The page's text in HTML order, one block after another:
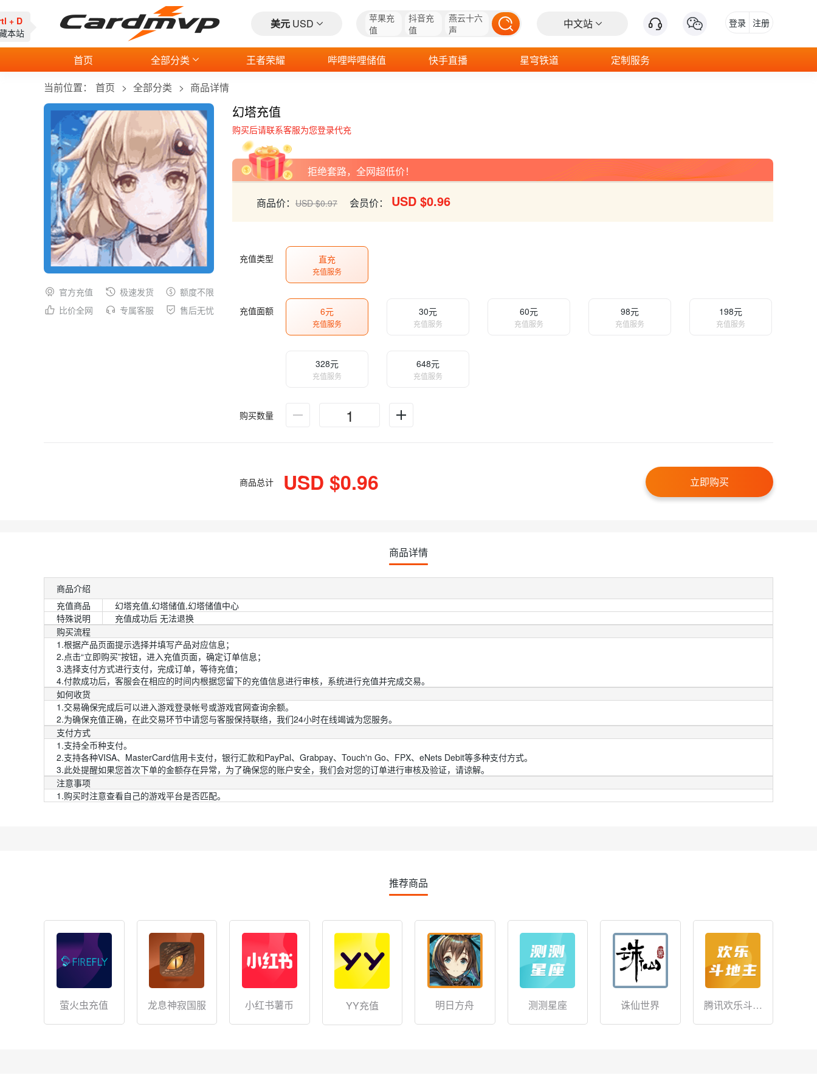
+ D
藏本站
美元 USD
苹果充
值
抖音充
值
燕云十六
声
中文站 登录 注册
首页 全部分类 王者荣耀 哔哩哔哩储值 快手直播 星穹铁道
定制服务
当前位置：
首页 全部分类 商品详情
官方充值 极速发货
额度不限
比价全网
专属客服 售后无忧
幻塔充值
购买后请联系客服为您登录代充
拒绝套路，全网超低价！
商品价： USD $0.97 会员价： USD $0.96
充值类型 直充
充值服务
充值面额 6元
充值服务
30元
充值服务
60元
充值服务
98元
充值服务
198元
充值服务
328元
充值服务
648元
充值服务
购买数量
商品总计 USD $0.96 立即购买
商品详情
商品介绍
充值商品
幻塔充值,幻塔储值,幻塔储值中心
特殊说明
充值成功后 无法退换
购买流程
1.根据产品页面提示选择并填写产品对应信息；
2.点击“立即购买”按钮，进入充值页面，确定订单信息；
3.选择支付方式进行支付，完成订单，等待充值；
4.付款成功后，客服会在相应的时间内根据您留下的充值信息进行审核，系统进行充值并完成交易。
如何收货
1.交易确保完成后可以进入游戏登录帐号或游戏官网查询余额。
2.为确保充值正确，在此交易环节中请您与客服保持联络，我们24小时在线竭诚为您服务。
支付方式
1.支持全币种支付。
2.支持各种VISA、MasterCard信用卡支付，银行汇款和PayPal、Grabpay、Touch'n Go、FPX、eNets Debit等多种支付方式。
3.此处提醒如果您首次下单的金额存在异常，为了确保您的账户安全，我们会对您的订单进行审核及验证，请谅解。
注意事项
1.购买时注意查看自己的游戏平台是否匹配。
推荐商品
萤火虫充值 龙息神寂国服 小红书薯币 YY充值 明日方舟 测测星座 诛仙世界
腾讯欢乐斗地